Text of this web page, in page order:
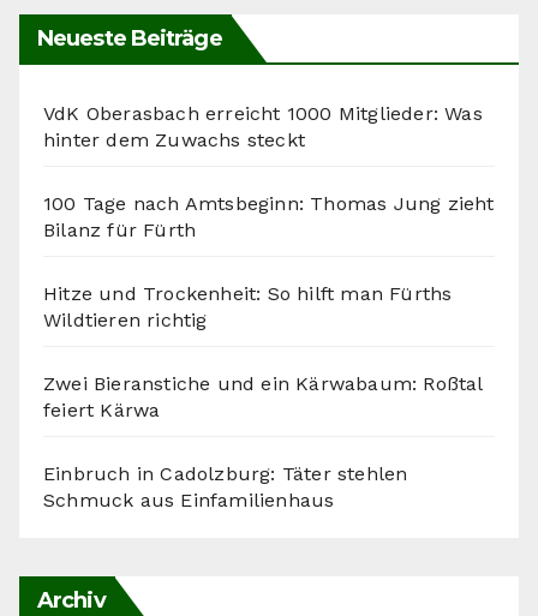
Neueste Beiträge
VdK Oberasbach erreicht 1000 Mitglieder: Was
hinter dem Zuwachs steckt
100 Tage nach Amtsbeginn: Thomas Jung zieht
Bilanz für Fürth
Hitze und Trockenheit: So hilft man Fürths
Wildtieren richtig
Zwei Bieranstiche und ein Kärwabaum: Roßtal
feiert Kärwa
Einbruch in Cadolzburg: Täter stehlen
Schmuck aus Einfamilienhaus
Archiv